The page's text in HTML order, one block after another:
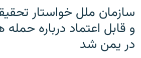
سازمان ملل خواستار
و قابل اعتماد درباره
در یمن شد